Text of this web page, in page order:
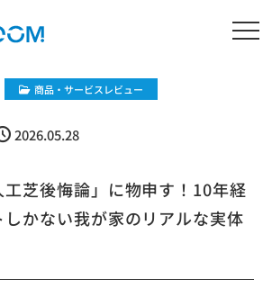
商品・サービスレビュー
2026.05.28
工芝後悔論」に物申す！10年経
しかない我が家のリアルな実体